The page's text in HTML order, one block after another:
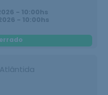
- 10:00hs
- 10:00hs